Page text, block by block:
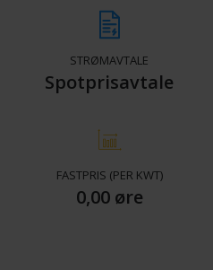
STRØMAVTALE
Spotprisavtale
FASTPRIS (PER KWT)
0,00 øre